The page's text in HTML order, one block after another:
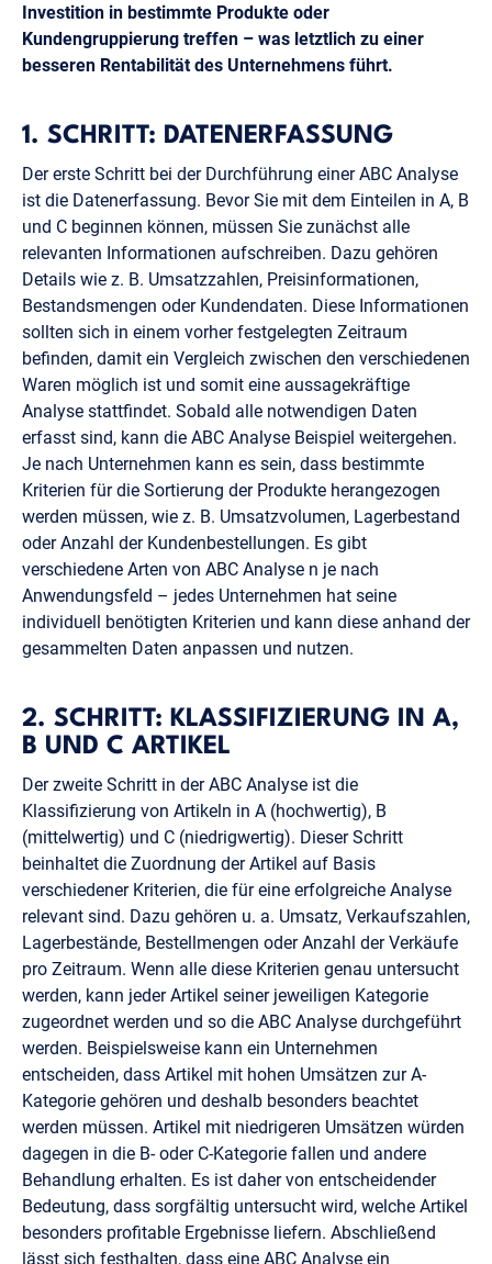
Investition in bestimmte Produkte oder
Kundengruppierung treffen – was letztlich zu einer
besseren Rentabilität des Unternehmens führt.
1. SCHRITT: DATENERFASSUNG
Der erste Schritt bei der Durchführung einer ABC Analyse
ist die Datenerfassung. Bevor Sie mit dem Einteilen in A, B
und C beginnen können, müssen Sie zunächst alle
relevanten Informationen aufschreiben. Dazu gehören
Details wie z. B. Umsatzzahlen, Preisinformationen,
Bestandsmengen oder Kundendaten. Diese Informationen
sollten sich in einem vorher festgelegten Zeitraum
befinden, damit ein Vergleich zwischen den verschiedenen
Waren möglich ist und somit eine aussagekräftige
Analyse stattfindet. Sobald alle notwendigen Daten
erfasst sind, kann die ABC Analyse Beispiel weitergehen.
Je nach Unternehmen kann es sein, dass bestimmte
Kriterien für die Sortierung der Produkte herangezogen
werden müssen, wie z. B. Umsatzvolumen, Lagerbestand
oder Anzahl der Kundenbestellungen. Es gibt
verschiedene Arten von ABC Analyse n je nach
Anwendungsfeld – jedes Unternehmen hat seine
individuell benötigten Kriterien und kann diese anhand der
gesammelten Daten anpassen und nutzen.
2. SCHRITT: KLASSIFIZIERUNG IN A,
B UND C ARTIKEL
Der zweite Schritt in der ABC Analyse ist die
Klassifizierung von Artikeln in A (hochwertig), B
(mittelwertig) und C (niedrigwertig). Dieser Schritt
beinhaltet die Zuordnung der Artikel auf Basis
verschiedener Kriterien, die für eine erfolgreiche Analyse
relevant sind. Dazu gehören u. a. Umsatz, Verkaufszahlen,
Lagerbestände, Bestellmengen oder Anzahl der Verkäufe
pro Zeitraum. Wenn alle diese Kriterien genau untersucht
werden, kann jeder Artikel seiner jeweiligen Kategorie
zugeordnet werden und so die ABC Analyse durchgeführt
werden. Beispielsweise kann ein Unternehmen
entscheiden, dass Artikel mit hohen Umsätzen zur A-
Kategorie gehören und deshalb besonders beachtet
werden müssen. Artikel mit niedrigeren Umsätzen würden
dagegen in die B- oder C-Kategorie fallen und andere
Behandlung erhalten. Es ist daher von entscheidender
Bedeutung, dass sorgfältig untersucht wird, welche Artikel
besonders profitable Ergebnisse liefern. Abschließend
lässt sich festhalten, dass eine ABC Analyse ein